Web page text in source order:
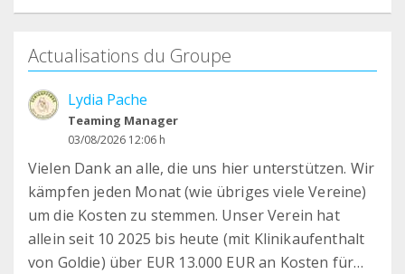
Actualisations du Groupe
Lydia Pache
Teaming Manager
03/08/2026 12:06 h
Vielen Dank an alle, die uns hier unterstützen. Wir
kämpfen jeden Monat (wie übriges viele Vereine)
um die Kosten zu stemmen. Unser Verein hat
allein seit 10 2025 bis heute (mit Klinikaufenthalt
von Goldie) über EUR 13.000 EUR an Kosten für